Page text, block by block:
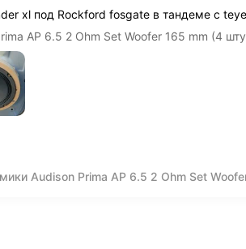
xl под Rockford fosgate в тандеме с
AP 6.5 2 Ohm Set Woofer 165 mm (4
Audison Prima AP 6.5 2 Ohm Set